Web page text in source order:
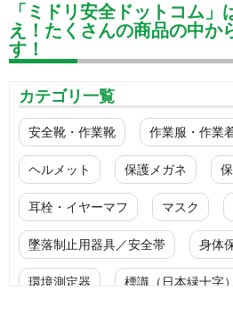
「ミドリ安全ドットコム」
え！たくさんの商品の中か
す！
カテゴリ一覧
安全靴・作業靴 作業服・作業
ヘルメット 保護メガネ
耳栓・イヤーマフ マスク
墜落制止用器具／安全帯 身体
環境測定器 標識（日本緑十字）